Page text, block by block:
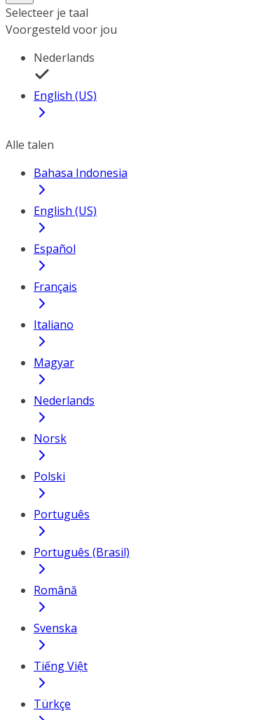
Selecteer je taal
Voorgesteld voor jou
Nederlands
English (US)
Alle talen
Bahasa Indonesia
English (US)
Español
Français
Italiano
Magyar
Nederlands
Norsk
Polski
Português
Português (Brasil)
Română
Svenska
Tiếng Việt
Türkçe